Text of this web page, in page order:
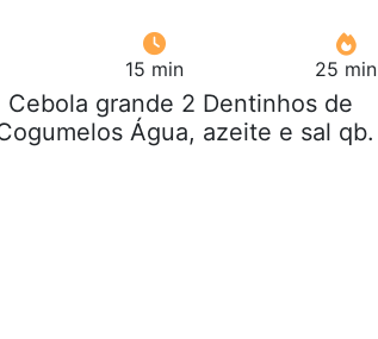
15 min 25 min
grande 2 Dentinhos de
Água, azeite e sal qb.